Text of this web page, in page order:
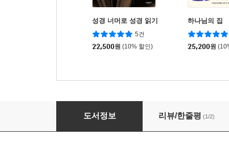
성경 너머로 성경 읽기
5건
22,500원 (10% 할인)
하나님의 집
25,200원
십자가 형태의 하나님 안에 살다
도서정보 리뷰/한줄평 (1/2)